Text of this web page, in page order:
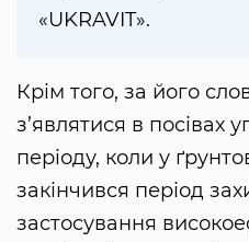
«UKRAVIT».
Крім того, за його
з’являтися в посівах
періоду, коли у
закінчився період
застосування